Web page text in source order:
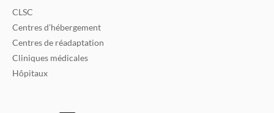
CLSC
Centres d’hébergement
Centres de réadaptation
Cliniques médicales
Hôpitaux